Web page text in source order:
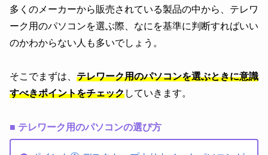
多くのメーカーから販売されている製品の中から、テレワ
ーク用のパソコンを選ぶ際、なにを基準に判断すればいい
のかわからない人も多いでしょう。
そこでまずは、 テレワーク用のパソコンを選ぶときに意識
すべきポイントをチェックしていきます。
■ テレワーク用のパソコンの選び方